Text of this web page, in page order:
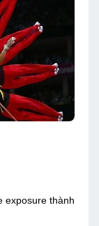
exposure thành